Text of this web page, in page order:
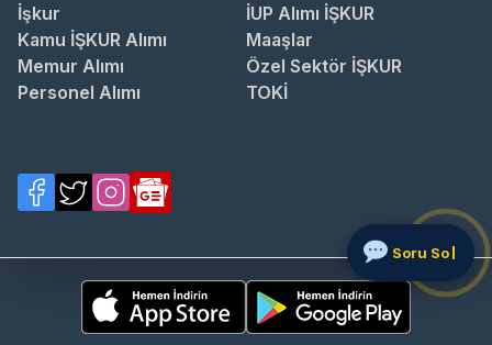
İşkur
İUP Alımı İŞKUR
Kamu İŞKUR Alımı
Maaşlar
Memur Alımı
Özel Sektör İŞKUR
Personel Alımı
TOKİ